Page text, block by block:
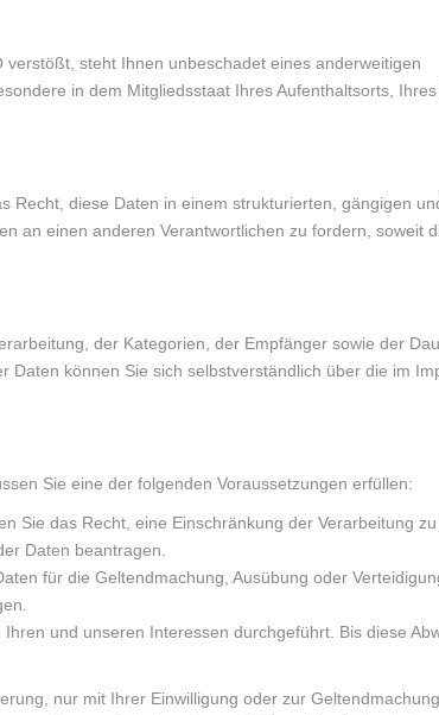
steht Ihnen unbeschadet eines anderweitigen
in dem Mitgliedsstaat Ihres Aufenthaltsorts,
Recht, diese Daten in einem strukturierten, gängigen
an einen anderen Verantwortlichen zu fordern, soweit
der Kategorien, der Empfänger sowie der
können Sie sich selbstverständlich über die im
Sie eine der folgenden Voraussetzungen erfüllen:
Sie das Recht, eine Einschränkung der Verarbeitung zu
Daten beantragen.
für die Geltendmachung, Ausübung oder
und unseren Interessen durchgeführt. Bis diese
nur mit Ihrer Einwilligung oder zur